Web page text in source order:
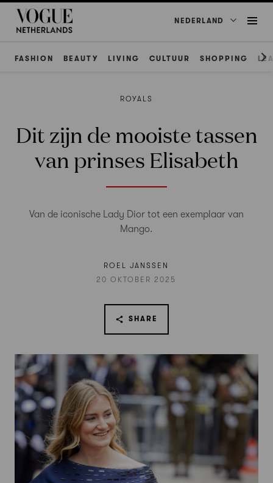
NEDERLAND
FASHION BEAUTY LIVING CULTUUR SHOPPING
ROYALS
Dit zijn de mooiste tassen
van prinses Elisabeth
Van de iconische Lady Dior tot een exemplaar van
Mango.
ROEL JANSSEN
20 OKTOBER 2025
SHARE